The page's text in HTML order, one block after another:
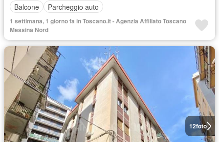
Balcone
Parcheggio auto
1 settimana, 1 giorno fa in Toscano.it - Agenzia Affiliato Toscano
Messina Nord
12foto